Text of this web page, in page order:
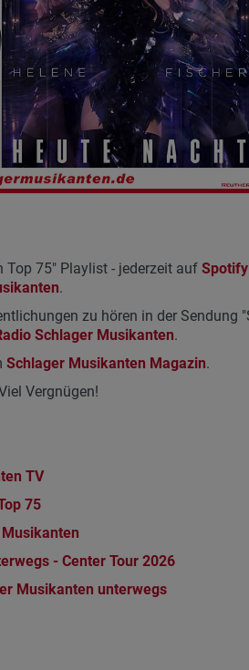
Top 75" Playlist - jederzeit auf Spotify
.
zu hören in der Sendung
Schlager Musikanten.
Schlager Musikanten Magazin.
Vergnügen!
TV
75
Musikanten
- Center Tour 2026
Musikanten unterwegs